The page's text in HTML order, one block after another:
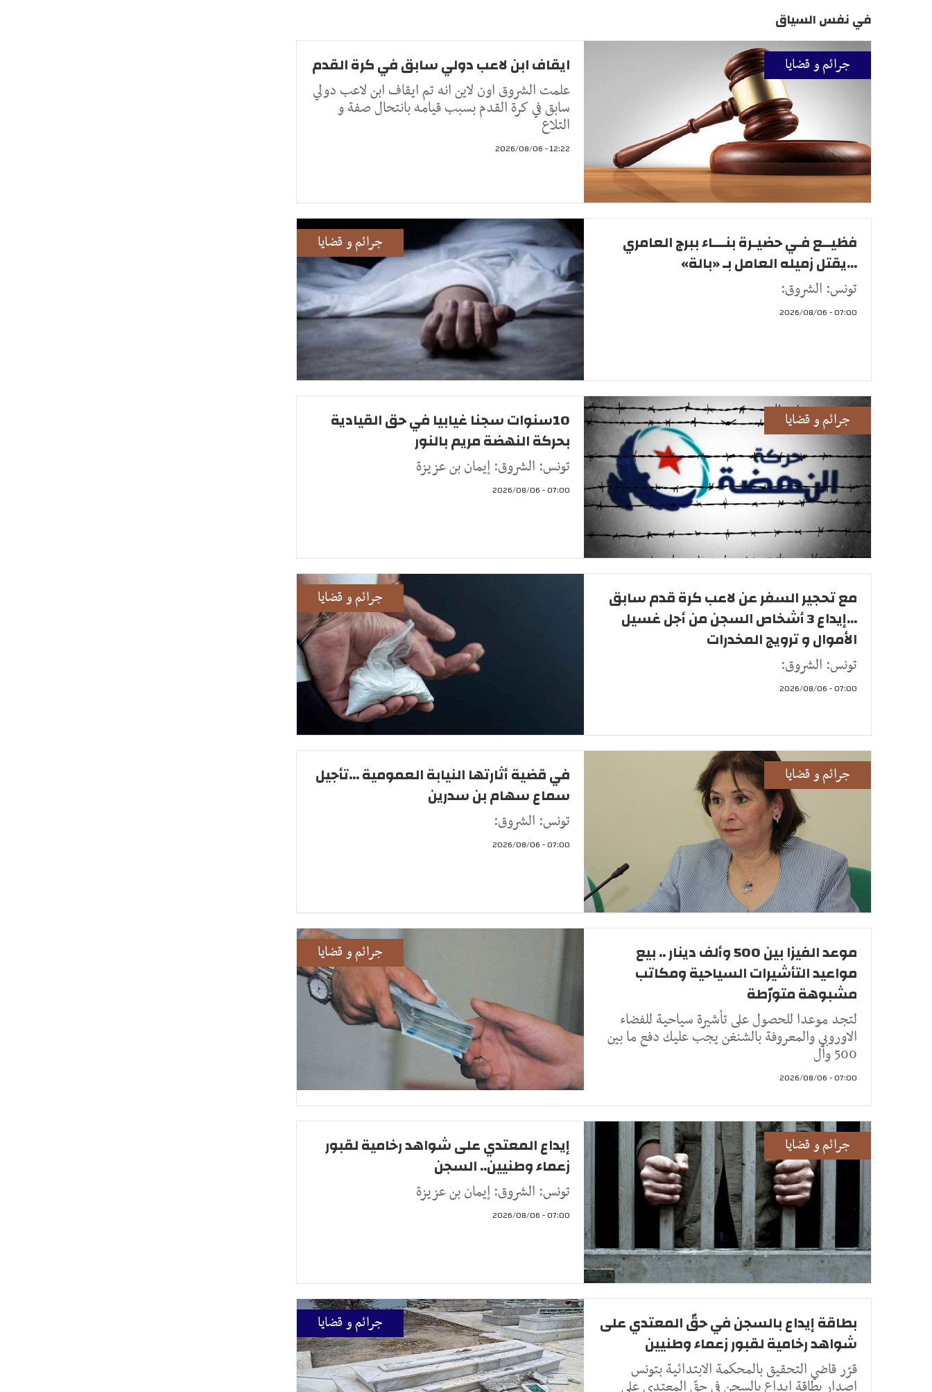
في نفس السياق
جرائم و قضايا
ايقاف ابن لاعب دولي سابق في كرة القدم
علمت الشروق اون لاين انه تم ايقاف ابن لاعب دولي
سابق في كرة القدم بسبب قيامه بانتحال صفة و
التلاع
12:22 - 2026/08/06
جرائم و قضايا
فظيــع فـي حضيـرة بنـــاء ببرج العامري
...يقتل زميله العامل بـ «بالة»
تونس: الشروق:
07:00 - 2026/08/06
جرائم و قضايا
10سنوات سجنا غيابيا في حق القيادية
بحركة النهضة مريم بالنور
تونس: الشروق: إيمان بن عزيزة
07:00 - 2026/08/06
جرائم و قضايا
مع تحجير السفر عن لاعب كرة قدم سابق
...إيداع 3 أشخاص السجن من أجل غسيل
الأموال و ترويج المخدرات
تونس: الشروق:
07:00 - 2026/08/06
جرائم و قضايا
في قضية أثارتها النيابة العمومية ...تأجيل
سماع سهام بن سدرين
تونس: الشروق:
07:00 - 2026/08/06
جرائم و قضايا
موعد الفيزا بين 500 وألف دينار .. بيع
مواعيد التأشيرات السياحية ومكاتب
مشبوهة متورّطة
لتجد موعدا للحصول على تأشيرة سياحية للفضاء
الاوروبي والمعروفة بالشنغن يجب عليك دفع ما بين
500 وأل
07:00 - 2026/08/06
جرائم و قضايا
إيداع المعتدي على شواهد رخامية لقبور
زعماء وطنيين.. السجن
تونس: الشروق: إيمان بن عزيزة
07:00 - 2026/08/06
جرائم و قضايا
بطاقة إيداع بالسجن في حقّ المعتدي على
شواهد رخامية لقبور زعماء وطنيين
قرّر قاضي التحقيق بالمحكمة الابتدائية بتونس
إصدار بطاقة ايداع بالسجن في حقّ المعتدي على